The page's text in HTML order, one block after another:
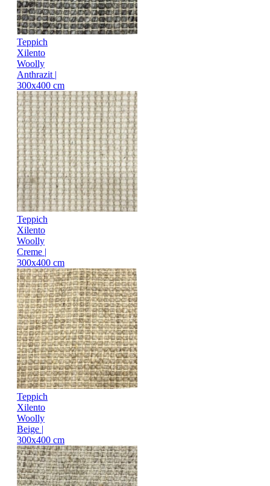
Teppich
Xilento
Woolly
Anthrazit |
300x400 cm
Teppich
Xilento
Woolly
Creme |
300x400 cm
Teppich
Xilento
Woolly
Beige |
300x400 cm